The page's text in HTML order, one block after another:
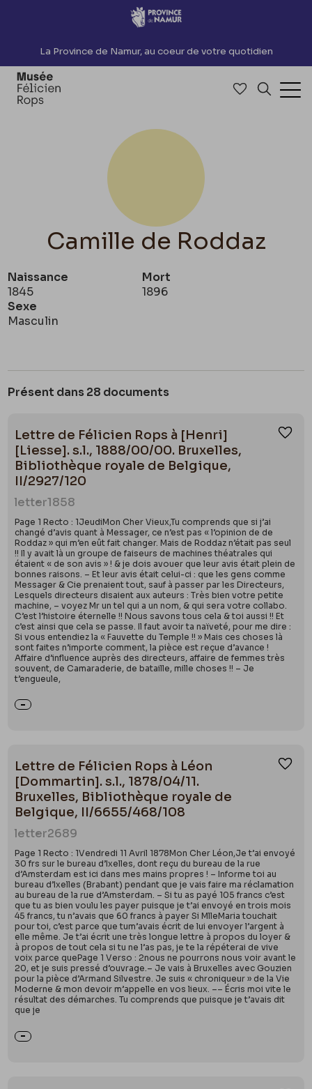
Accèder directement au contenu
La Province de Namur, au coeur de votre quotidien
Accéder à
Camille de Roddaz
Naissance
1845
Mort
1896
Sexe
Masculin
Présent dans 28 documents
Lettre de Félicien Rops à [Henri]
[Liesse]. s.l., 1888/00/00. Bruxelles,
Bibliothèque royale de Belgique,
II/2927/120
letter1858
Page 1 Recto : 1JeudiMon Cher Vieux,Tu comprends que si j’ai
changé d’avis quant à Messager, ce n’est pas « l’opinion de de
Roddaz » qui m’en eût fait changer. Mais de Roddaz n’était pas seul
!! Il y avait là un groupe de faiseurs de machines théatrales qui
étaient « de son avis » ! & je dois avouer que leur avis était plein de
bonnes raisons. – Et leur avis était celui-ci : que les gens comme
Messager & Cie prenaient tout, sauf à passer par les Directeurs,
Lesquels directeurs disaient aux auteurs : Très bien votre petite
machine, – voyez Mr un tel qui a un nom, & qui sera votre collabo.
C’est l’histoire éternelle !! Nous savons tous cela & toi aussi !! Et
c’est ainsi que cela se passe. Il faut avoir ta naïveté, pour me dire :
Si vous entendiez la « Fauvette du Temple !! » Mais ces choses là
sont faites n’importe comment, la pièce est reçue d’avance !
Affaire d’influence auprès des directeurs, affaire de femmes très
souvent, de Camaraderie, de bataille, mille choses !! – Je
t’engueule,
Lettre de Félicien Rops à Léon
[Dommartin]. s.l., 1878/04/11.
Bruxelles, Bibliothèque royale de
Belgique, II/6655/468/108
letter2689
Page 1 Recto : 1Vendredi 11 Avril 1878Mon Cher Léon,Je t’ai envoyé
30 frs sur le bureau d’Ixelles, dont reçu du bureau de la rue
d’Amsterdam est ici dans mes mains propres ! – Informe toi au
bureau d’Ixelles (Brabant) pendant que je vais faire ma réclamation
au bureau de la rue d’Amsterdam. – Si tu as payé 105 francs c’est
que tu as bien voulu les payer puisque je t’ai envoyé en trois mois
45 francs, tu n’avais que 60 francs à payer Si MlleMaria touchait
pour toi, c’est parce que tum’avais écrit de lui envoyer l’argent à
elle même. Je t’ai écrit une très longue lettre à propos du loyer &
à propos de tout cela si tu ne l’as pas, je te la répéterai de vive
voix parce quePage 1 Verso : 2nous ne pourrons nous voir avant le
20, et je suis pressé d’ouvrage.– Je vais à Bruxelles avec Gouzien
pour la pièce d’Armand Silvestre. Je suis « chroniqueur » de la Vie
Moderne & mon devoir m’appelle en vos lieux. –– Écris moi vite le
résultat des démarches. Tu comprends que puisque je t’avais dit
que je